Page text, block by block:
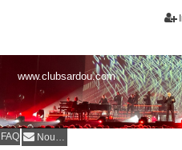
www.clubsardou.com
FAQ Nous contacter